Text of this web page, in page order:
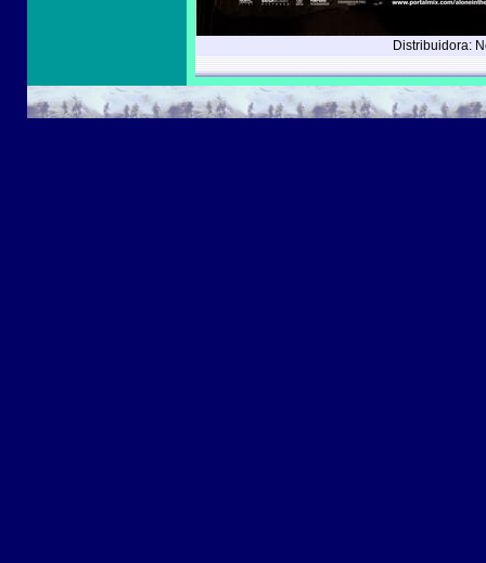
Distribuidora: